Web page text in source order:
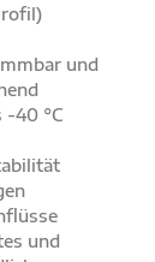
und
-40 °C
und